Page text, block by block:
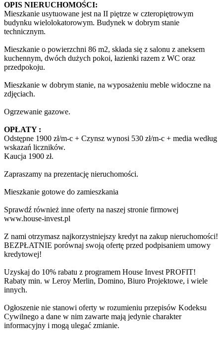
OPIS NIERUCHOMOŚCI:
Mieszkanie usytuowane jest na II piętrze w czteropiętrowym
budynku wielolokatorowym. Budynek w dobrym stanie
technicznym.
Mieszkanie o powierzchni 86 m2, składa się z salonu z aneksem
kuchennym, dwóch dużych pokoi, łazienki razem z WC oraz
przedpokoju.
Mieszkanie w dobrym stanie, na wyposażeniu meble widoczne na
zdjęciach.
Ogrzewanie gazowe.
OPŁATY :
Odstępne 1900 zł/m-c + Czynsz wynosi 530 zł/m-c + media według
wskazań liczników.
Kaucja 1900 zł.
Zapraszamy na prezentację nieruchomości.
Mieszkanie gotowe do zamieszkania
Sprawdź również inne oferty na naszej stronie firmowej
www.house-invest.pl
Z nami otrzymasz najkorzystniejszy kredyt na zakup nieruchomości!
BEZPŁATNIE porównaj swoją ofertę przed podpisaniem umowy
kredytowej!
Uzyskaj do 10% rabatu z programem House Invest PROFIT!
Rabaty min. w Leroy Merlin, Domino, Biuro Projektowe, i wiele
innych.
Ogłoszenie nie stanowi oferty w rozumieniu przepisów Kodeksu
Cywilnego a dane w nim zawarte mają jedynie charakter
informacyjny i mogą ulegać zmianie.